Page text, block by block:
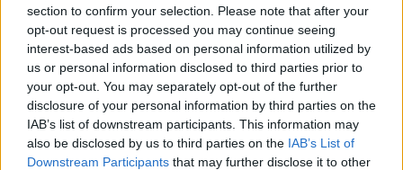
section to confirm your selection. Please note that after your
opt-out request is processed you may continue seeing
interest-based ads based on personal information utilized by
us or personal information disclosed to third parties prior to
your opt-out. You may separately opt-out of the further
disclosure of your personal information by third parties on the
IAB’s list of downstream participants. This information may
also be disclosed by us to third parties on the IAB’s List of
Downstream Participants that may further disclose it to other
5.8.2026 17:40 | PRAHA (ČTK)
Kvůli vysokým letním
teplotám pracovníci pražské
záchranné stanice pro volně
žijící živočichy přijímají více
zvířat, nejčastěji
dehydratovaná a vysílená mláďata ptáků nebo veverek. ČTK to
sdělila mluvčí stanice Petra Fišerová. Během současné vlny veder
stanice denně ošetří desítky živočichů, při první letošní vlně horka
jich za jeden týden přijali rekordních 578.